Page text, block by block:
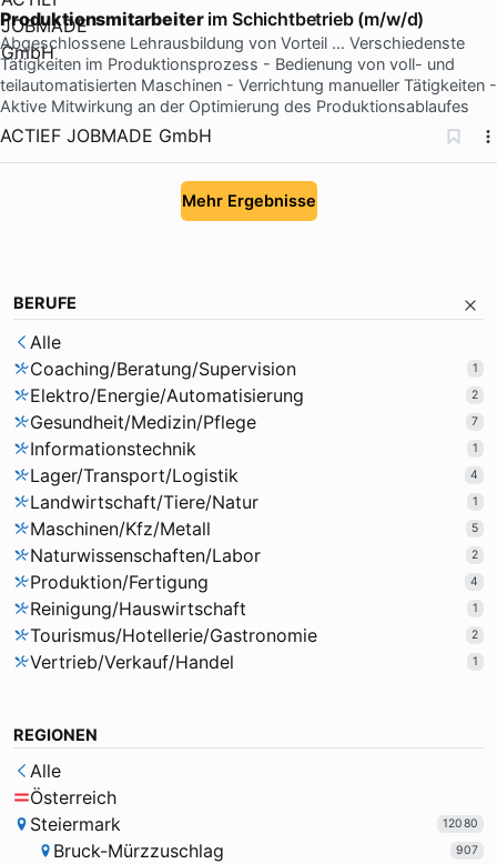
Produktionsmitarbeiterim Schichtbetrieb (m/w/d)
Abgeschlossene Lehrausbildung von Vorteil … Verschiedenste
Tätigkeiten im Produktionsprozess - Bedienung von voll- und
teilautomatisierten Maschinen - Verrichtung manueller Tätigkeiten -
Aktive Mitwirkung an der Optimierung des Produktionsablaufes
ACTIEF JOBMADE GmbH
Mehr Ergebnisse
BERUFE
Alle
Coaching/Beratung/Supervision
1
Elektro/Energie/Automatisierung 2
Gesundheit/Medizin/Pflege 7
Informationstechnik 1
Lager/Transport/Logistik 4
Landwirtschaft/Tiere/Natur 1
Maschinen/Kfz/Metall 5
Naturwissenschaften/Labor 2
Produktion/Fertigung 4
Reinigung/Hauswirtschaft 1
Tourismus/Hotellerie/Gastronomie 2
Vertrieb/Verkauf/Handel 1
REGIONEN
Alle
Österreich
Steiermark
12080
Bruck-Mürzzuschlag 907